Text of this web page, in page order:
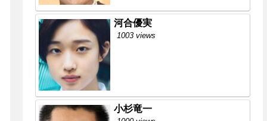
河合優実
1003 views
小杉竜一